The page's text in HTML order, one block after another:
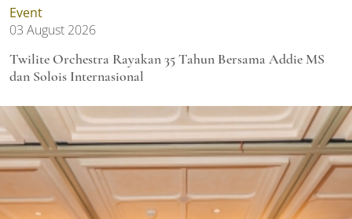
Event
03 August 2026
Twilite Orchestra Rayakan 35 Tahun Bersama Addie MS
dan Solois Internasional